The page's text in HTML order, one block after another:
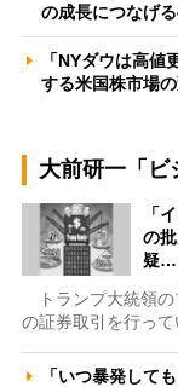
の成長につなげ
「NYダウは高
する米国株市場
大前研一「ビ
「
の
疑…
トランプ大統領の
の証券取引を行っ
「いつ暴発して